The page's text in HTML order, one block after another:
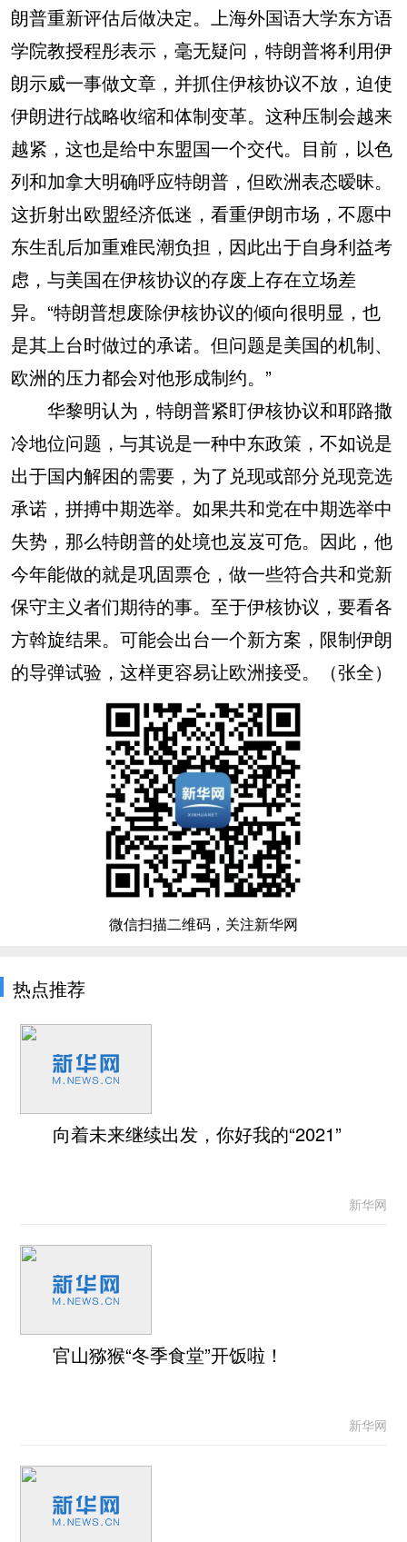
朗普重新评估后做决定。上海外国语大学东方语
学院教授程彤表示，毫无疑问，特朗普将利用伊
朗示威一事做文章，并抓住伊核协议不放，迫使
伊朗进行战略收缩和体制变革。这种压制会越来
越紧，这也是给中东盟国一个交代。目前，以色
列和加拿大明确呼应特朗普，但欧洲表态暧昧。
这折射出欧盟经济低迷，看重伊朗市场，不愿中
东生乱后加重难民潮负担，因此出于自身利益考
虑，与美国在伊核协议的存废上存在立场差
异。“特朗普想废除伊核协议的倾向很明显，也
是其上台时做过的承诺。但问题是美国的机制、
欧洲的压力都会对他形成制约。”
华黎明认为，特朗普紧盯伊核协议和耶路撒
冷地位问题，与其说是一种中东政策，不如说是
出于国内解困的需要，为了兑现或部分兑现竞选
承诺，拼搏中期选举。如果共和党在中期选举中
失势，那么特朗普的处境也岌岌可危。因此，他
今年能做的就是巩固票仓，做一些符合共和党新
保守主义者们期待的事。至于伊核协议，要看各
方斡旋结果。可能会出台一个新方案，限制伊朗
的导弹试验，这样更容易让欧洲接受。（张全）
微信扫描二维码，关注新华网
热点推荐
向着未来继续出发，你好我的“2021”
新华网
官山猕猴“冬季食堂”开饭啦！
新华网